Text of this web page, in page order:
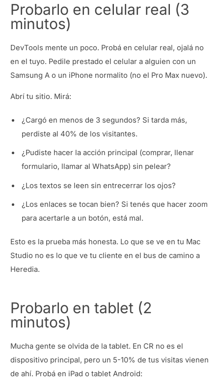
Probarlo en celular real (3
minutos)
DevTools mente un poco. Probá en celular real, ojalá no
en el tuyo. Pedile prestado el celular a alguien con un
Samsung A o un iPhone normalito (no el Pro Max nuevo).
Abrí tu sitio. Mirá:
¿Cargó en menos de 3 segundos? Si tarda más,
perdiste al 40% de los visitantes.
¿Pudiste hacer la acción principal (comprar, llenar
formulario, llamar al WhatsApp) sin pelear?
¿Los textos se leen sin entrecerrar los ojos?
¿Los enlaces se tocan bien? Si tenés que hacer zoom
para acertarle a un botón, está mal.
Esto es la prueba más honesta. Lo que se ve en tu Mac
Studio no es lo que ve tu cliente en el bus de camino a
Heredia.
Probarlo en tablet (2
minutos)
Mucha gente se olvida de la tablet. En CR no es el
dispositivo principal, pero un 5-10% de tus visitas vienen
de ahí. Probá en iPad o tablet Android: